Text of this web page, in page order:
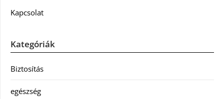
Kapcsolat
Kategóriák
Biztosítás
egészség